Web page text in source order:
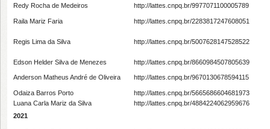
Redy Rocha de Medeiros http://lattes.cnpq.br/9977071100005789
Raila Mariz Faria http://lattes.cnpq.br/2283817247608051
Regis Lima da Silva http://lattes.cnpq.br/5007628147528522
Edson Helder Silva de Menezes http://lattes.cnpq.br/8660984507805639
Anderson Matheus André de Oliveira http://lattes.cnpq.br/9670130678594115
Odaiza Barros Porto
http://lattes.cnpq.br/5665686604681973
Luana Carla Mariz da Silva
http://lattes.cnpq.br/4884224062959676
2021